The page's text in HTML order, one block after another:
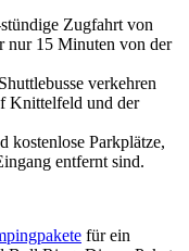
Zugfahrt von
nur 15 Minuten von der
verkehren
Knittelfeld und der
kostenlose Parkplätze,
entfernt sind.
für ein